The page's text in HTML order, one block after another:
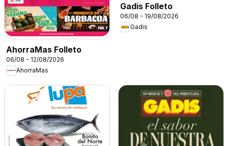
AhorraMas Folleto
06/08 - 12/08/2026
AhorraMas
Gadis Folleto
06/08 - 19/08/2026
Gadis